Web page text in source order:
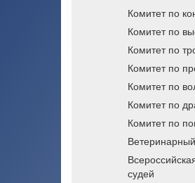
Комитет по
Комитет по
Комитет по
Комитет по
Комитет по
Комитет по
Комитет по
судей